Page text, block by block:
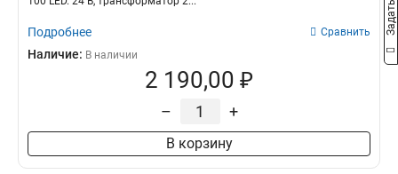
Подробнее Сравнить
Наличие: В наличии
2 190,00 ₽
– +
В корзину